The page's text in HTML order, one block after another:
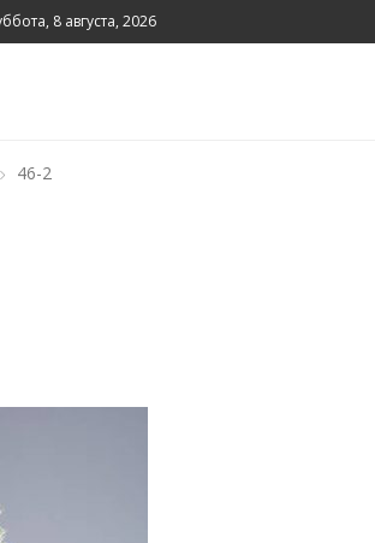
8 августа, 2026
46-2